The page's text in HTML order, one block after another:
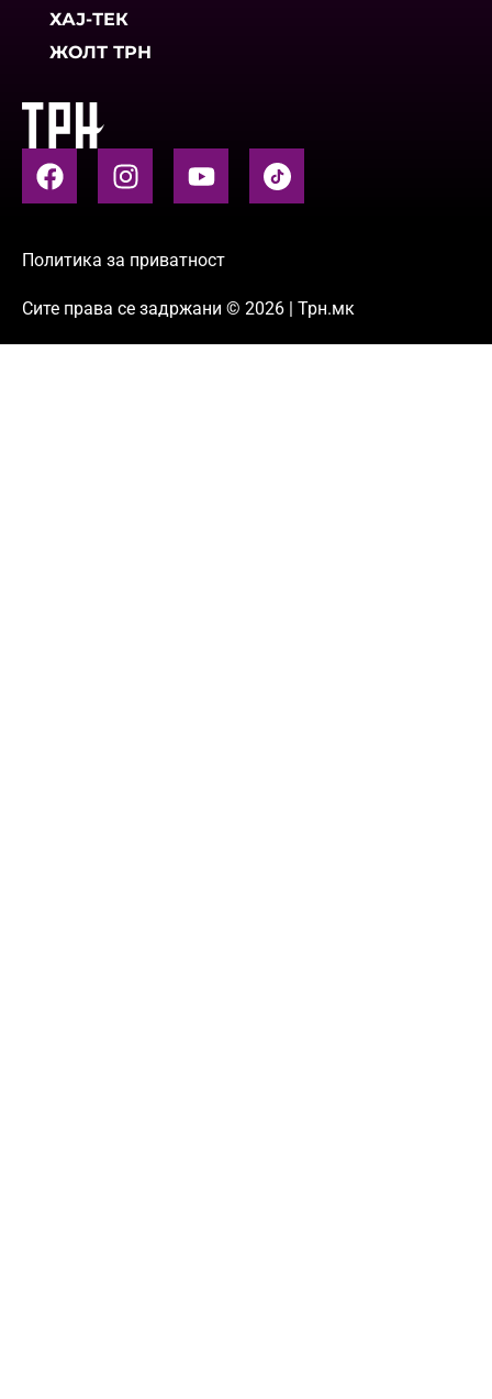
ХАЈ-ТЕК
ЖОЛТ ТРН
Политика за приватност
Сите права се задржани © 2026 | Трн.мк